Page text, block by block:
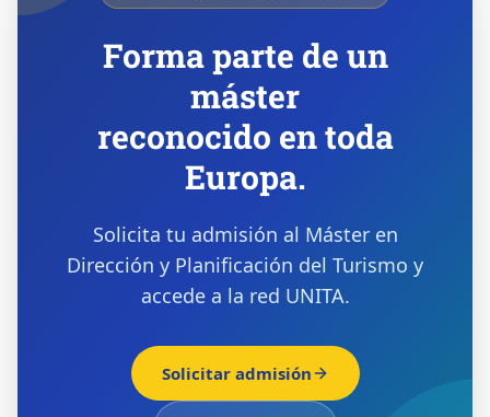
Forma parte de un
máster
reconocido en toda
Europa.
Solicita tu admisión al Máster en
Dirección y Planificación del Turismo y
accede a la red UNITA.
Solicitar admisión